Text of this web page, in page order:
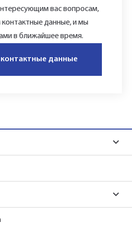
вас вопросам,
контактные данные, и мы
в ближайшее время.
данные